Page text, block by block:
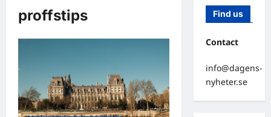
proffstips Find us
Contact
info@dagens-
nyheter.se